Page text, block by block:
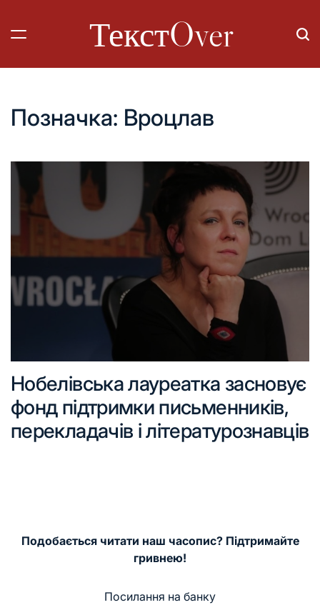
вмісту
ТекстOver
Позначка: Вроцлав
Нобелівська лауреатка засновує
фонд підтримки письменників,
перекладачів і літературознавців
Подобається читати наш часопис? Підтримайте
гривнею!
Посилання на банку